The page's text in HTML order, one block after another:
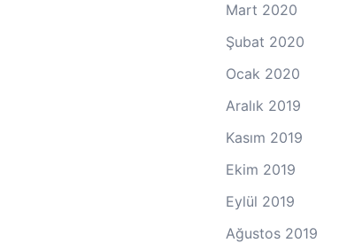
Mart 2020
Şubat 2020
Ocak 2020
Aralık 2019
Kasım 2019
Ekim 2019
Eylül 2019
Ağustos 2019